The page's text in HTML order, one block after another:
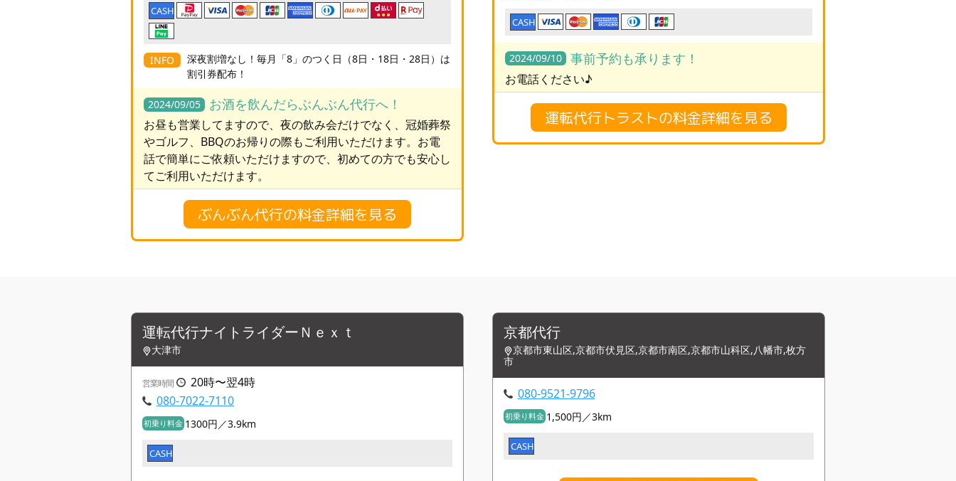
CASH
INFO
深夜割増なし！毎月「8」のつく日（8日・18日・28日）は
割引券配布！
2024/09/05 お酒を飲んだらぶんぶん代行へ！
お昼も営業してますので、夜の飲み会だけでなく、冠婚葬祭
やゴルフ、BBQのお帰りの際もご利用いただけます。お電
話で簡単にご依頼いただけますので、初めての方でも安心し
てご利用いただけます。
ぶんぶん代行の料金詳細を見る
CASH
2024/09/10 事前予約も承ります！
お電話ください♪
運転代行トラストの料金詳細を見る
運転代行ナイトライダーＮｅｘｔ
大津市
営業時間
20時〜翌4時
080-7022-7110
初乗り料金 1300円／3.9km
CASH
京都代行
京都市東山区,京都市伏見区,京都市南区,京都市山科区,八幡市,枚方
市
080-9521-9796
初乗り料金 1,500円／3km
CASH